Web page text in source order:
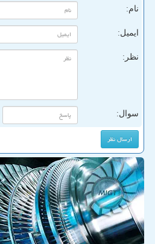
نام:
ایمیل:
نظر:
سوال: